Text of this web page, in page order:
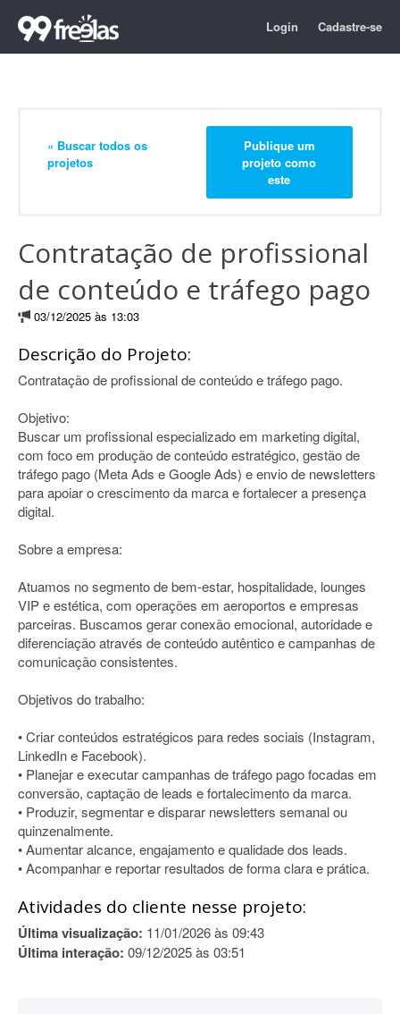
Login Cadastre-se
« Buscar todos os
projetos
Publique um
projeto como
este
Contratação de profissional
de conteúdo e tráfego pago
03/12/2025 às 13:03
Descrição do Projeto:
Contratação de profissional de conteúdo e tráfego pago.
Objetivo:
Buscar um profissional especializado em marketing digital,
com foco em produção de conteúdo estratégico, gestão de
tráfego pago (Meta Ads e Google Ads) e envio de newsletters
para apoiar o crescimento da marca e fortalecer a presença
digital.
Sobre a empresa:
Atuamos no segmento de bem-estar, hospitalidade, lounges
VIP e estética, com operações em aeroportos e empresas
parceiras. Buscamos gerar conexão emocional, autoridade e
diferenciação através de conteúdo autêntico e campanhas de
comunicação consistentes.
Objetivos do trabalho:
• Criar conteúdos estratégicos para redes sociais (Instagram,
LinkedIn e Facebook).
• Planejar e executar campanhas de tráfego pago focadas em
conversão, captação de leads e fortalecimento da marca.
• Produzir, segmentar e disparar newsletters semanal ou
quinzenalmente.
• Aumentar alcance, engajamento e qualidade dos leads.
• Acompanhar e reportar resultados de forma clara e prática.
Atividades do cliente nesse projeto:
Última visualização: 11/01/2026 às 09:43
Última interação: 09/12/2025 às 03:51